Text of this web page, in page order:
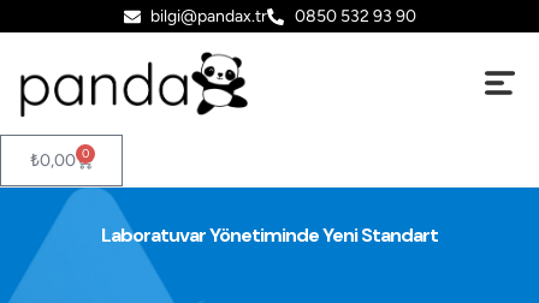
bilgi@pandax.tr 0850 532 93 90
₺0,00 0
Laboratuvar Yönetiminde Yeni Standart